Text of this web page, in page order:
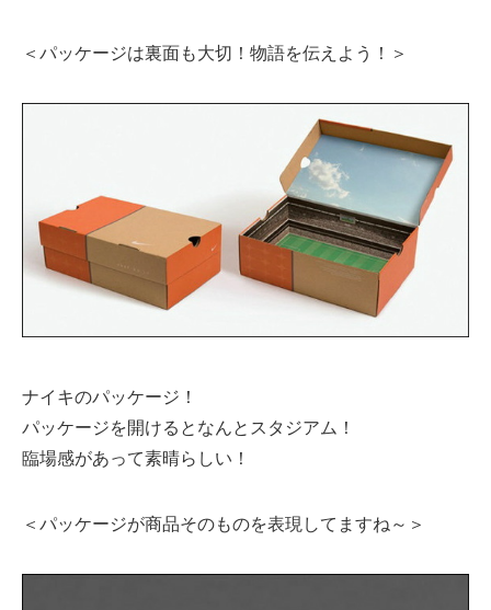
＜パッケージは裏面も大切！物語を伝えよう！＞
ナイキのパッケージ！
パッケージを開けるとなんとスタジアム！
臨場感があって素晴らしい！
＜パッケージが商品そのものを表現してますね～＞